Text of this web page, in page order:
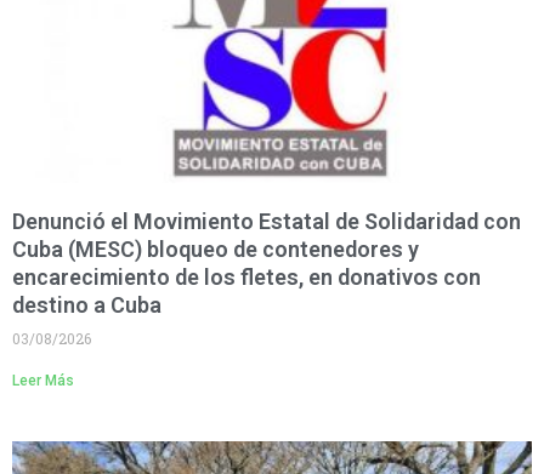
Denunció el Movimiento Estatal de Solidaridad con
Cuba (MESC) bloqueo de contenedores y
encarecimiento de los fletes, en donativos con
destino a Cuba
03/08/2026
Leer Más